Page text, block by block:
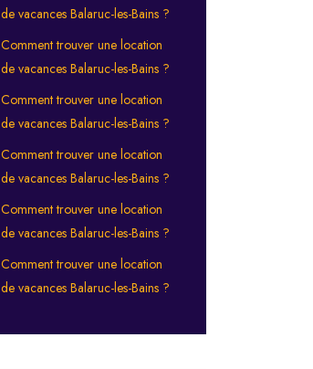
de vacances Balaruc-les-Bains ?
Comment trouver une location
de vacances Balaruc-les-Bains ?
Comment trouver une location
de vacances Balaruc-les-Bains ?
Comment trouver une location
de vacances Balaruc-les-Bains ?
Comment trouver une location
de vacances Balaruc-les-Bains ?
Comment trouver une location
de vacances Balaruc-les-Bains ?